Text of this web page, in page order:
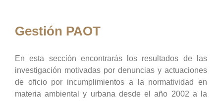
Gestión PAOT
En esta sección encontrarás los resultados de las
investigación motivadas por denuncias y actuaciones
de oficio por incumplimientos a la normatividad en
materia ambiental y urbana desde el año 2002 a la